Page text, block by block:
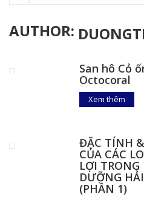
AUTHOR:
San hô Cỏ
Octocoral
Xem thêm
ĐẶC TÍNH
CỦA CÁC
LỢI
DƯỠNG
(PHẦN 1)